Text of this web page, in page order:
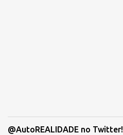
@AutoREALIDADE no Twitter!